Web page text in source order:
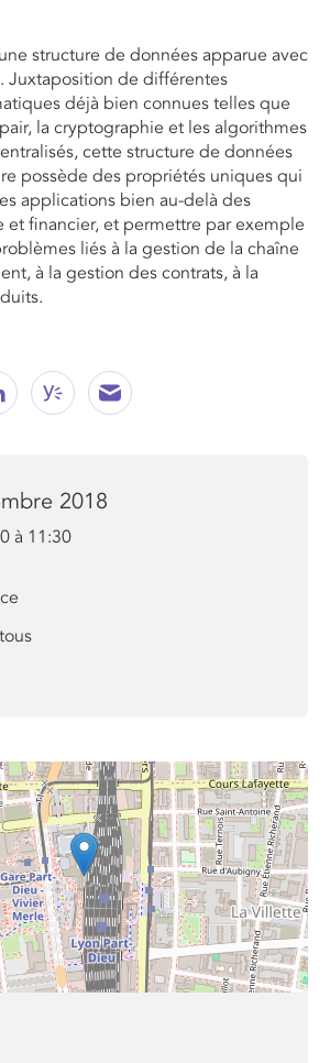
structure de données apparue avec
Juxtaposition de différentes
déjà bien connues telles que
la cryptographie et les algorithmes
cette structure de données
possède des propriétés uniques qui
applications bien au-delà des
et ﬁnancier, et permettre par exemple
liés à la gestion de la chaîne
à la gestion des contrats, à la
2018
à 11:30